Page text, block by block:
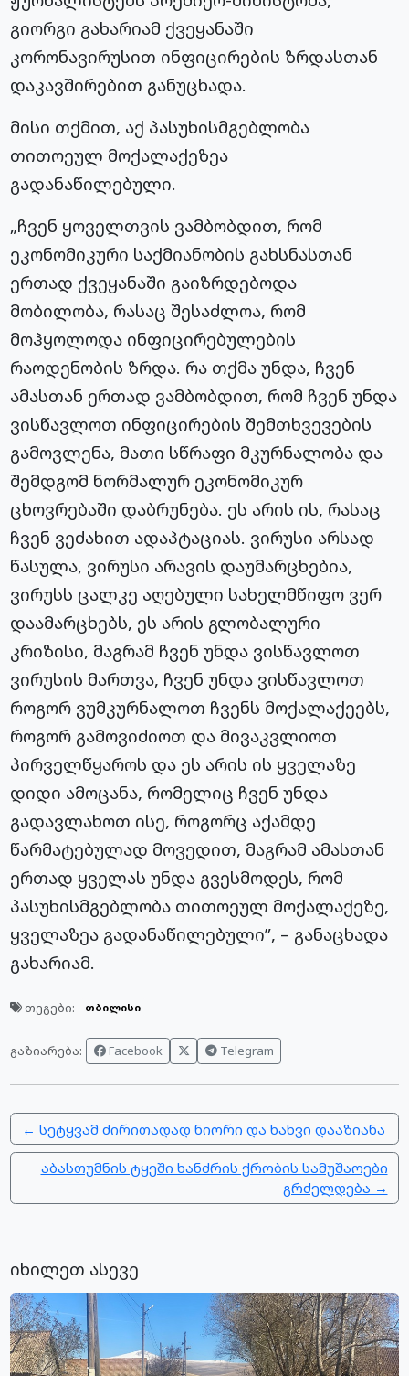
გიორგი გახარიამ ქვეყანაში
კორონავირუსით ინფიცირების ზრდასთან
დაკავშირებით განუცხადა.
მისი თქმით, აქ პასუხისმგებლობა
თითოეულ მოქალაქეზეა
გადანაწილებული.
„ჩვენ ყოველთვის ვამბობდით, რომ
ეკონომიკური საქმიანობის გახსნასთან
ერთად ქვეყანაში გაიზრდებოდა
მობილობა, რასაც შესაძლოა, რომ
მოჰყოლოდა ინფიცირებულების
რაოდენობის ზრდა. რა თქმა უნდა, ჩვენ
ამასთან ერთად ვამბობდით, რომ ჩვენ უნდა
ვისწავლოთ ინფიცირების შემთხვევების
გამოვლენა, მათი სწრაფი მკურნალობა და
შემდგომ ნორმალურ ეკონომიკურ
ცხოვრებაში დაბრუნება. ეს არის ის, რასაც
ჩვენ ვეძახით ადაპტაციას. ვირუსი არსად
წასულა, ვირუსი არავის დაუმარცხებია,
ვირუსს ცალკე აღებული სახელმწიფო ვერ
დაამარცხებს, ეს არის გლობალური
კრიზისი, მაგრამ ჩვენ უნდა ვისწავლოთ
ვირუსის მართვა, ჩვენ უნდა ვისწავლოთ
როგორ ვუმკურნალოთ ჩვენს მოქალაქეებს,
როგორ გამოვიძიოთ და მივაკვლიოთ
პირველწყაროს და ეს არის ის ყველაზე
დიდი ამოცანა, რომელიც ჩვენ უნდა
გადავლახოთ ისე, როგორც აქამდე
წარმატებულად მოვედით, მაგრამ ამასთან
ერთად ყველას უნდა გვესმოდეს, რომ
პასუხისმგებლობა თითოეულ მოქალაქეზე,
ყველაზეა გადანაწილებული”, – განაცხადა
გახარიამ.
თეგები: თბილისი
გაზიარება: Facebook Telegram
← სეტყვამ ძირითადად ნიორი და ხახვი დააზიანა
აბასთუმნის ტყეში ხანძრის ქრობის სამუშაოები
გრძელდება →
იხილეთ ასევე